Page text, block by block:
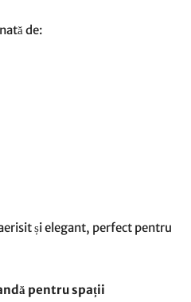
de:
și elegant, perfect pentru
pentru spații